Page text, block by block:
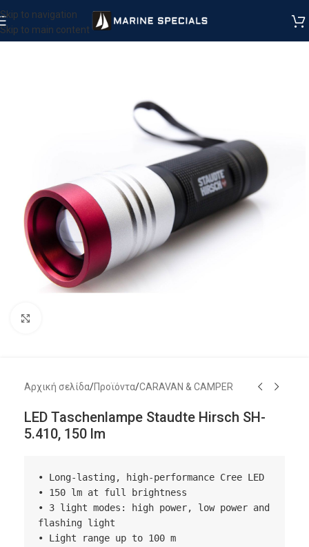
Skip to navigation
Skip to main content
Αρχική σελίδα/Προϊόντα/CARAVAN & CAMPER
LED Taschenlampe Staudte Hirsch SH-
5.410, 150 lm
• Long-lasting, high-performance Cree LED
• 150 lm at full brightness
• 3 light modes: high power, low power and
flashing light
• Light range up to 100 m